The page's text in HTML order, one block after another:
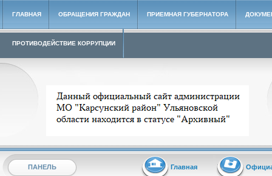
ГЛАВНАЯ ОБРАЩЕНИЯ ГРАЖДАН ПРИЕМНАЯ ГУБЕРНАТОРА
ПРОТИВОДЕЙСТВИЕ КОРРУПЦИИ
Архивный сайт администрации МО "Карсунский район"
ПАНЕЛЬ Главная